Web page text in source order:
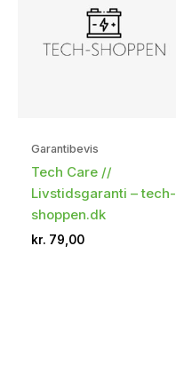
Garantibevis
Tech Care //
Livstidsgaranti – tech-
shoppen.dk
kr. 79,00